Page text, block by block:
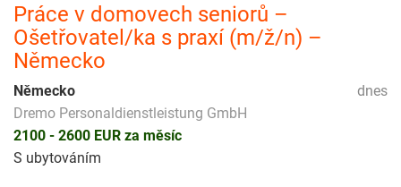
Práce v domovech seniorů –
Ošetřovatel/ka s praxí (m/ž/n) –
Německo
dnes
Německo
Dremo Personaldienstleistung GmbH
2100 - 2600 EUR za měsíc
S ubytováním